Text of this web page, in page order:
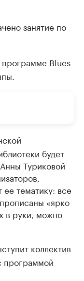
занятие по
Blues
будет
Туриковой
ее тематику: все
«ярко
в руки, можно
коллектив
программой